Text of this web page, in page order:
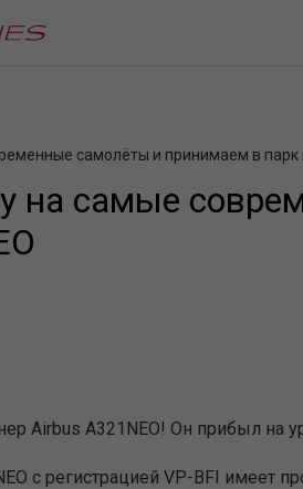
самолёты и принимаем в парк
на самые
Airbus A321NEO! Он прибыл на
с регистрацией VP-BFI имеет